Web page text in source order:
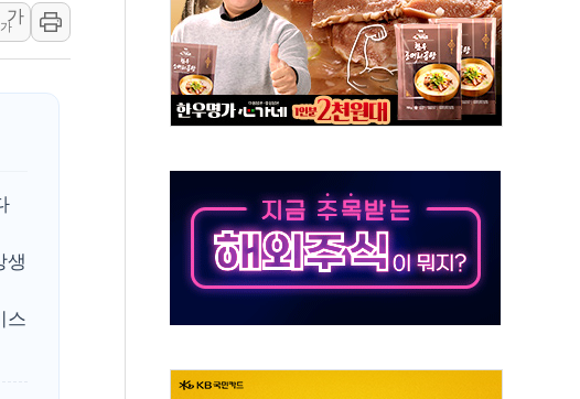
동해안권 8~9일 최대 100mm 호우
방위협정' 체결… 수니파 국가들의 새 안보 협력 구도
써밋 클라비온 59㎡ 18억원대
복되는 국토부-서울시 '정책 엇박자'
가
가
생
스